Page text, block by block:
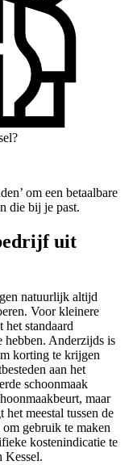
om een betaalbare
die bij je past.
uit
natuurlijk altijd
Voor kleinere
het standaard
hebben. Anderzijds is
korting te krijgen
aan het
schoonmaak
maar
meestal tussen de
gebruik te maken
kostenindicatie te
Kessel.